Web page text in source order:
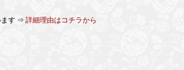
ます ⇒ 詳細理由はコチラから